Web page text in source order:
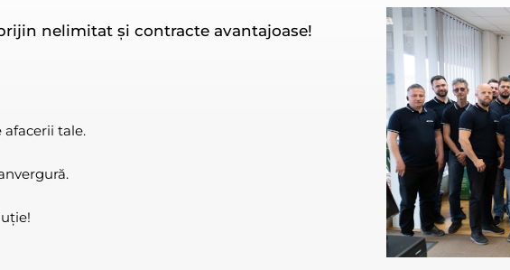
nelimitat și contracte avantajoase!
tale.